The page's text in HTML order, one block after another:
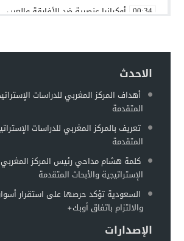
00:34 أوكرانيا عنصرية ضد الأفارقة والعرب
00:22 حماقات بوتين – عماد السنوني
00:18 توقعات بهروب 7 مليون أوكراني من الحرب تجاه الحدود الأوروبية
00:13 مطالبات للفيفا بفرض عقوبات على
وزير الخارجية الروسي: أوكرانيا تخطط
الاحدث
أهداف المركز المغربي للدراسات
المتقدمة
تعريف بالمركز المغربي للدراسات
المتقدمة
كلمة هشام مداحي رئيس المركز المغربي
الإستراتيجية والأبحاث المتقدمة
السعودية تؤكد حرصها على استقرار
والالتزام باتفاق أوبك+
الإصدارات